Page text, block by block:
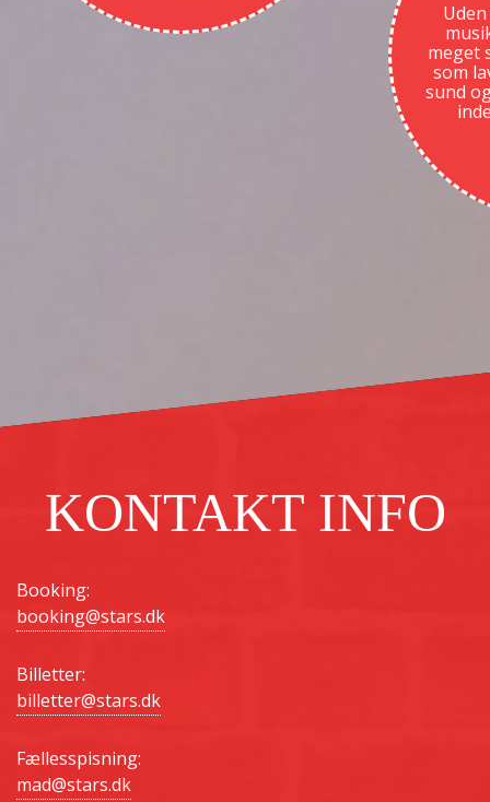
meget
som
sund
KONTAKT INFO
Booking:
booking@stars.dk
Billetter:
billetter@stars.dk
Fællesspisning:
mad@stars.dk